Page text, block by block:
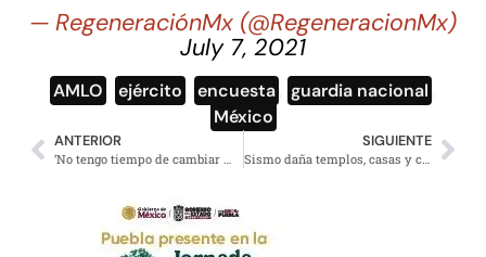
— RegeneraciónMx (@RegeneracionMx)
July 7, 2021
AMLO ejército encuesta guardia nacional
México
ANTERIOR
‘No tengo tiempo de cambiar mi vida’ en el Foro Off Spring
SIGUIENTE
Sismo daña templos, casas y carreteras en Coalcoman, Uruapan y Morelia